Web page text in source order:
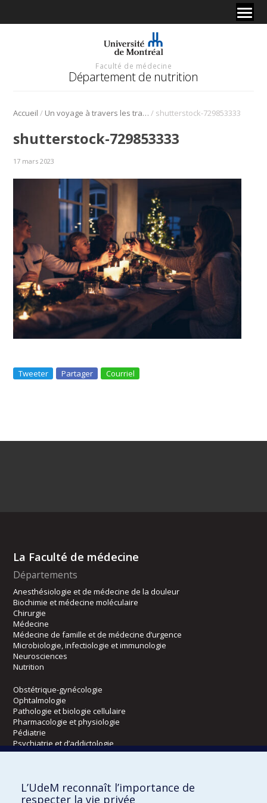
Faculté de médecine
Département de nutrition
Accueil / Un voyage à travers les traditions culinaires du Nouvel An / shutterstock-729853333
shutterstock-729853333
17 mars 2023
Tweeter Partager Courriel
La Faculté de médecine
Départements
Anesthésiologie et de médecine de la douleur
Biochimie et médecine moléculaire
Chirurgie
Médecine
Médecine de famille et de médecine d’urgence
Microbiologie, infectiologie et immunologie
Neurosciences
Nutrition
Obstétrique-gynécologie
Ophtalmologie
Pathologie et biologie cellulaire
Pharmacologie et physiologie
Pédiatrie
Psychiatrie et d’addictologie
Radiologie, radio-oncologie et médecine nucléaire
Écoles
L’UdeM reconnaît l’importance de
respecter la vie privée